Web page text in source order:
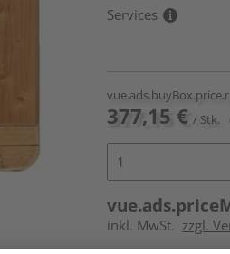
Services
377,15 € / Stk.
inkl. MwSt. zzgl.